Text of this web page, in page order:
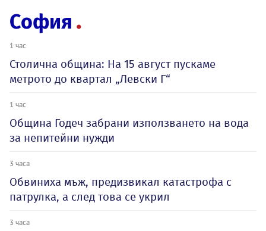
София
1 час
Столична община: На 15 август пускаме
метрото до квартал „Левски Г“
1 час
Община Годеч забрани използването на вода
за непитейни нужди
3 часа
Обвиниха мъж, предизвикал катастрофа с
патрулка, а след това се укрил
3 часа